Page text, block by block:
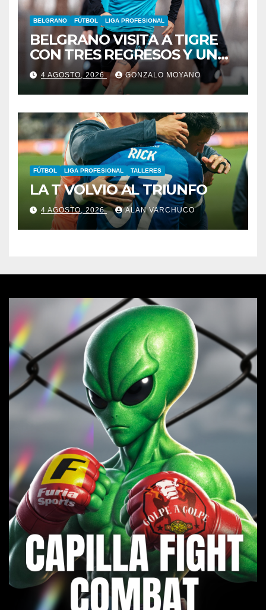
BELGRANO FÚTBOL LIGA PROFESIONAL
BELGRANO VISITA A TIGRE
CON TRES REGRESOS Y UNA
BAJA OBLIGADA
4 AGOSTO, 2026 GONZALO MOYANO
FÚTBOL LIGA PROFESIONAL TALLERES
LA T VOLVIO AL TRIUNFO
4 AGOSTO, 2026 ALAN VARCHUCO